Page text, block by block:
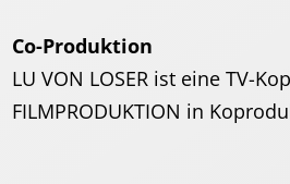
Co-Produktion
LU VON LOSER ist eine TV-
FILMPRODUKTION in